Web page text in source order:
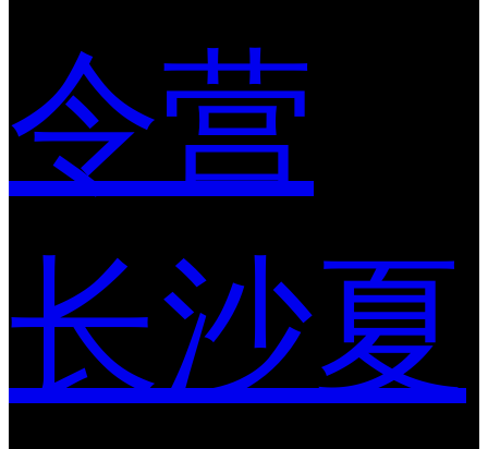
令营
长沙夏